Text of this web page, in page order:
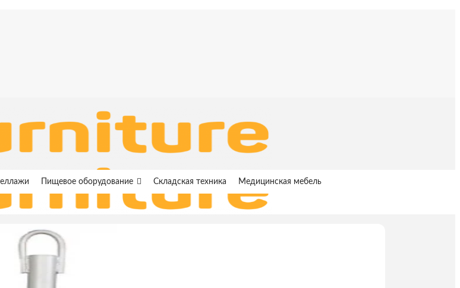
Пищевое оборудование Складская техника Медицинская мебель